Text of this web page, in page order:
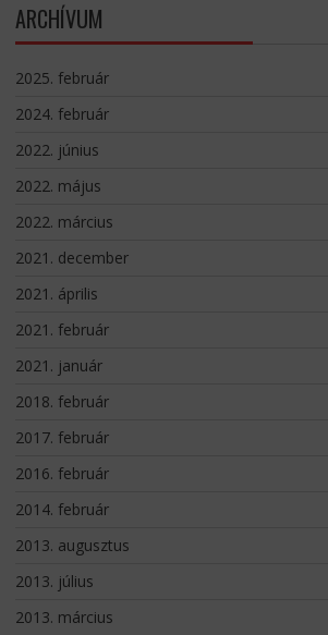
ARCHÍVUM
2025. február
2024. február
2022. június
2022. május
2022. március
2021. december
2021. április
2021. február
2021. január
2018. február
2017. február
2016. február
2014. február
2013. augusztus
2013. július
2013. március